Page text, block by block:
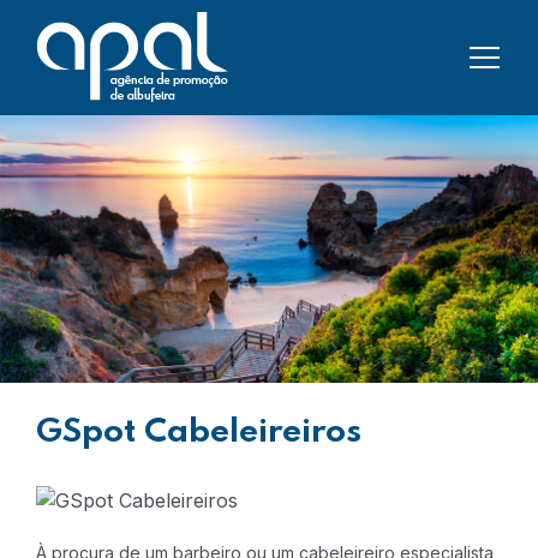
GSpot Cabeleireiros
À procura de um barbeiro ou um cabeleireiro especialista